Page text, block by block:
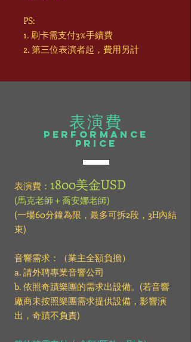
PS:
1. 刷卡需支付3%手續費
2. 第三位表演者起，費用另計
表演費
performance
Price
​表演費： 1800美金USD
(馬克老師＋喬安娜老師)
(一場60分鐘為限，最多可拆2段，3H內結
束)
音響需求：（業主全額負擔）
a. 請外聘專業音響公司
b. 依照奇蹟樂團的需求出設備。(若音響
廠商未按照樂團需求提供設備，影響演
出，奇蹟不負責)